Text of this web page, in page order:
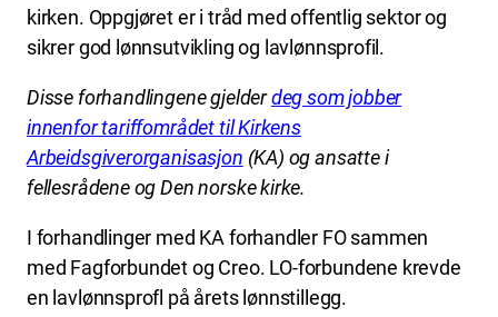
kirken. Oppgjøret er i tråd med offentlig sektor og
sikrer god lønnsutvikling og lavlønnsprofil.
Disse forhandlingene gjelderdeg som jobber
innenfor tariffområdet til Kirkens
Arbeidsgiverorganisasjon (KA) og ansatte i
fellesrådene og Den norske kirke.
I forhandlinger med KA forhandler FO sammen
med Fagforbundet og Creo. LO-forbundene krevde
en lavlønnsprofl på årets lønnstillegg.